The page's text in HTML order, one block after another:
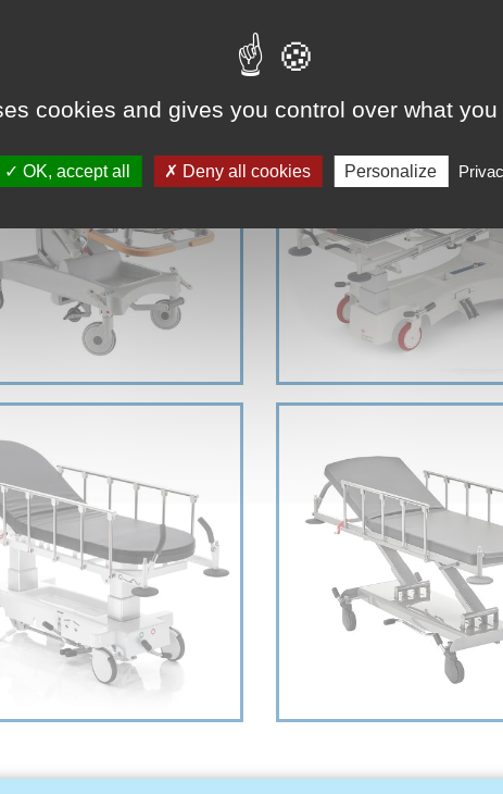
cookies and gives you control over what
OK, accept all Deny all cookies Personalize